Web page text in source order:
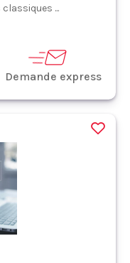
...
Demande express